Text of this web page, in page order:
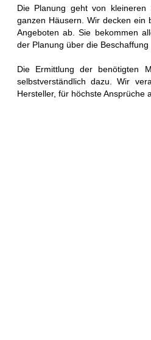
Die Planung geht von
ganzen Häusern. Wir decken ein
Angeboten ab. Sie bekommen
der Planung über die Beschaffung
Die Ermittlung der benötigten
selbstverständlich dazu. Wir
Hersteller, für höchste Ansprüche